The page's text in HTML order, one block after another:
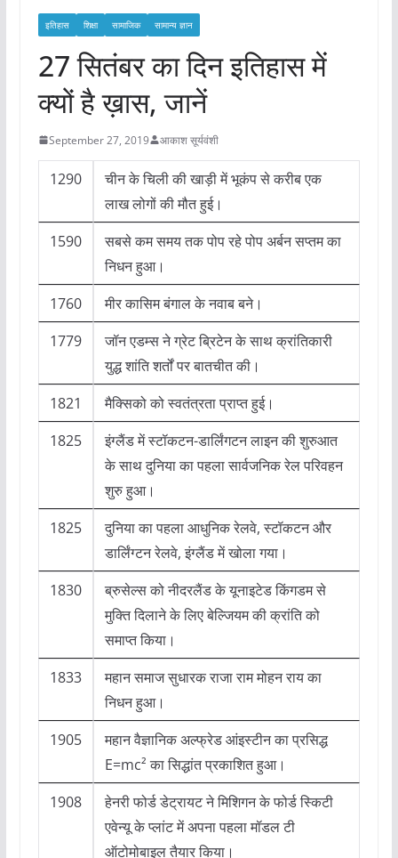
इतिहास शिक्षा सामाजिक सामान्य ज्ञान
27 सितंबर का दिन इतिहास में
क्यों है ख़ास, जानें
September 27, 2019 आकाश सूर्यवंशी
1290
चीन के चिली की खाड़ी में भूकंप से करीब एक
लाख लोगों की मौत हुई।
1590
सबसे कम समय तक पोप रहे पोप अर्बन सप्तम का
निधन हुआ।
1760
मीर कासिम बंगाल के नवाब बने।
1779
जॉन एडम्स ने ग्रेट ब्रिटेन के साथ क्रांतिकारी
युद्ध शांति शर्तों पर बातचीत की।
1821
मैक्सिको को स्वतंत्रता प्राप्त हुई।
1825
इंग्लैंड में स्टॉकटन-डार्लिंगटन लाइन की शुरुआत
के साथ दुनिया का पहला सार्वजनिक रेल परिवहन
शुरु हुआ।
1825
दुनिया का पहला आधुनिक रेलवे, स्टॉकटन और
डार्लिंग्टन रेलवे, इंग्लैंड में खोला गया।
1830
ब्रुसेल्स को नीदरलैंड के यूनाइटेड किंगडम से
मुक्ति दिलाने के लिए बेल्जियम की क्रांति को
समाप्त किया।
1833
महान समाज सुधारक राजा राम मोहन राय का
निधन हुआ।
1905
महान वैज्ञानिक अल्फ्रेड आंइस्टीन का प्रसिद्ध
E=mc² का सिद्धांत प्रकाशित हुआ।
1908
हेनरी फोर्ड डेट्रायट ने मिशिगन के फोर्ड स्किटी
एवेन्यू के प्लांट में अपना पहला मॉडल टी
ऑटोमोबाइल तैयार किया।